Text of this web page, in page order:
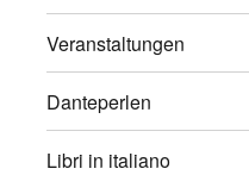
Veranstaltungen
Danteperlen
Libri in italiano